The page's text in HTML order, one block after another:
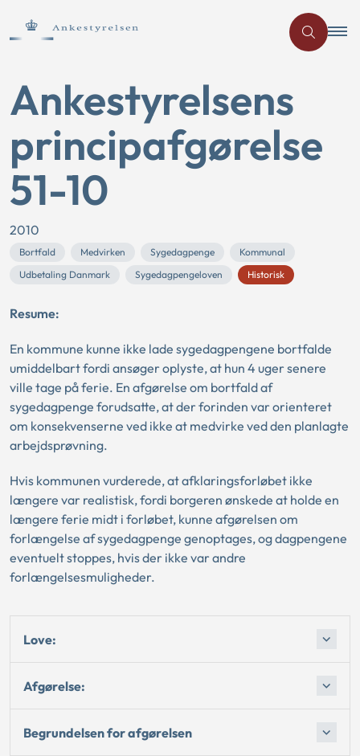
Ankestyrelsens
principafgørelse
51-10
2010
Bortfald Medvirken Sygedagpenge
Kommunal
Udbetaling Danmark
Sygedagpengeloven Historisk
Resume:
En kommune kunne ikke lade sygedagpengene bortfalde
umiddelbart fordi ansøger oplyste, at hun 4 uger senere
ville tage på ferie. En afgørelse om bortfald af
sygedagpenge forudsatte, at der forinden var orienteret
om konsekvenserne ved ikke at medvirke ved den planlagte
arbejdsprøvning.
Hvis kommunen vurderede, at afklaringsforløbet ikke
længere var realistisk, fordi borgeren ønskede at holde en
længere ferie midt i forløbet, kunne afgørelsen om
forlængelse af sygedagpenge genoptages, og dagpengene
eventuelt stoppes, hvis der ikke var andre
forlængelsesmuligheder.
Love:
Afgørelse:
Begrundelsen for afgørelsen